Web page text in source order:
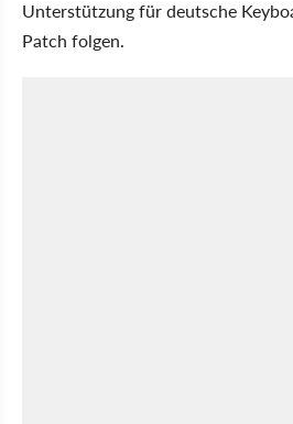
Unterstützung für deutsche
Patch folgen.